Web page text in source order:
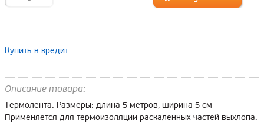
Купить в кредит
Описание товара:
Термолента. Размеры: длина 5 метров, ширина 5 см
Применяется для термоизоляции раскаленных частей выхлопа.